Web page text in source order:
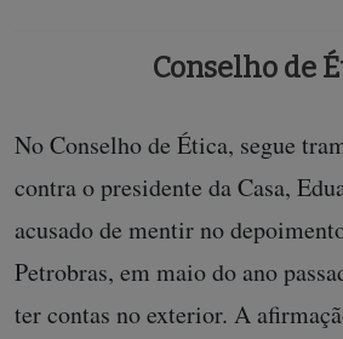
Conselho de
No Conselho de Ética, segue
contra o presidente da Casa,
acusado de mentir no
Petrobras, em maio do ano
ter contas no exterior. A